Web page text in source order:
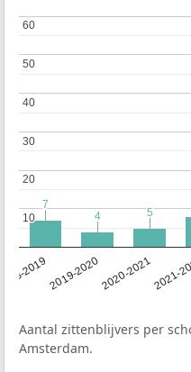
20192019-20202020-20212021-
10
10
20
20
30
30
40
40
50
50
60
60
7
7
4
4 5
5
Aantal zittenblijvers per
Amsterdam.